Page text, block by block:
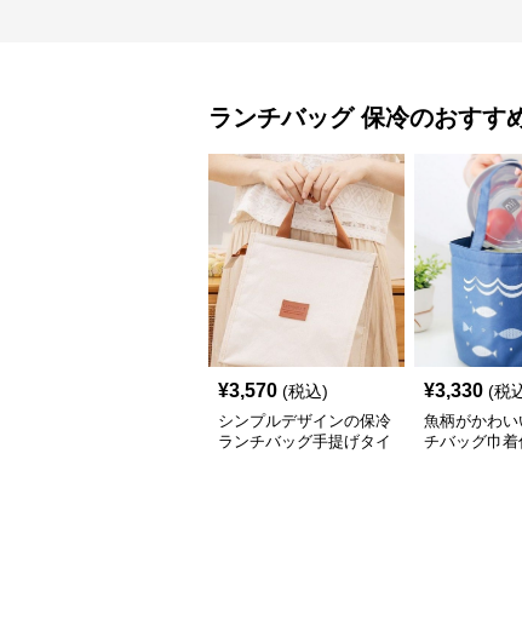
ランチバッグ 保冷のおすす
¥3,570 (税込)
シンプルデザインの保冷
ランチバッグ手提げタイ
¥3,330 (税
魚柄がかわ
チバッグ巾着